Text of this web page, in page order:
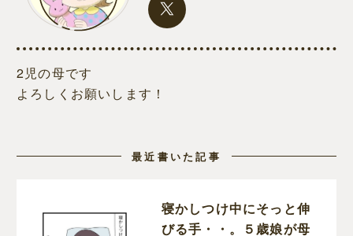
2児の母です
よろしくお願いします！
最近書いた記事
寝かしつけ中にそっと伸
びる手・・。５歳娘が母